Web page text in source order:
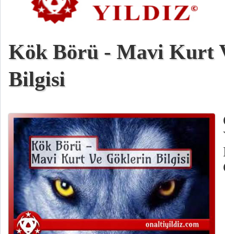
Kök Börü - Mavi Kurt
Bilgisi